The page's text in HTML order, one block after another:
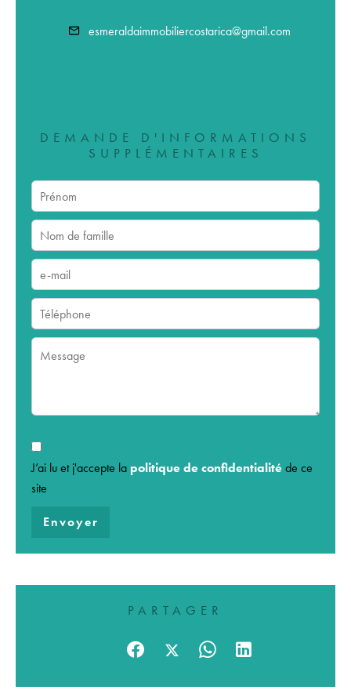
esmeraldaimmobiliercostarica@gmail.com
DEMANDE D'INFORMATIONS
SUPPLÉMENTAIRES
J’ai lu et j'accepte la politique de confidentialité de ce
site
Envoyer
PARTAGER